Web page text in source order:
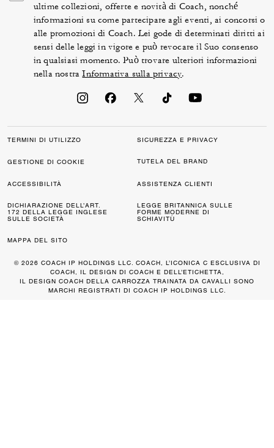
ultime collezioni, offerte e novità di Coach, nonché
informazioni su come partecipare agli eventi, ai concorsi o
alle promozioni di Coach. Lei gode di determinati diritti ai
sensi delle leggi in vigore e può revocare il Suo consenso
in qualsiasi momento. Può trovare ulteriori informazioni
nella nostraInformativa sulla privacy.
TERMINI DI UTILIZZO SICUREZZA E PRIVACY
GESTIONE DI COOKIE TUTELA DEL BRAND
ACCESSIBILITÀ ASSISTENZA CLIENTI
DICHIARAZIONE DELL’ART.
172 DELLA LEGGE INGLESE
SULLE SOCIETÀ
LEGGE BRITANNICA SULLE
FORME MODERNE DI
SCHIAVITÙ
MAPPA DEL SITO
© 2026 COACH IP HOLDINGS LLC. COACH, L’ICONICA C ESCLUSIVA DI
COACH, IL DESIGN DI COACH E DELL’ETICHETTA,
IL DESIGN COACH DELLA CARROZZA TRAINATA DA CAVALLI SONO
MARCHI REGISTRATI DI COACH IP HOLDINGS LLC.